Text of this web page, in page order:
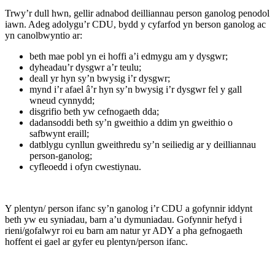
Trwy’r dull hwn, gellir adnabod deilliannau person ganolog penodol
iawn. Adeg adolygu’r CDU, bydd y cyfarfod yn berson ganolog ac
yn canolbwyntio ar:
beth mae pobl yn ei hoffi a’i edmygu am y dysgwr;
dyheadau’r dysgwr a’r teulu;
deall yr hyn sy’n bwysig i’r dysgwr;
mynd i’r afael â’r hyn sy’n bwysig i’r dysgwr fel y gall
wneud cynnydd;
disgrifio beth yw cefnogaeth dda;
dadansoddi beth sy’n gweithio a ddim yn gweithio o
safbwynt eraill;
datblygu cynllun gweithredu sy’n seiliedig ar y deilliannau
person-ganolog;
cyfleoedd i ofyn cwestiynau.
Y plentyn/ person ifanc sy’n ganolog i’r CDU a gofynnir iddynt
beth yw eu syniadau, barn a’u dymuniadau. Gofynnir hefyd i
rieni/gofalwyr roi eu barn am natur yr ADY a pha gefnogaeth
hoffent ei gael ar gyfer eu plentyn/person ifanc.